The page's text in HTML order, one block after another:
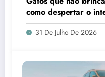
como despertar o
brinquedos
31 De Julho De 2026